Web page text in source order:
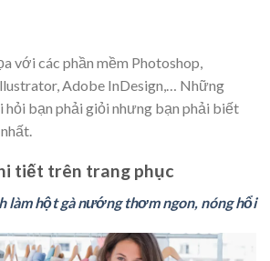
với các phần mềm Photoshop,
Adobe InDesign,… Những
hỏi bạn phải giỏi nhưng bạn phải biết
tiết trên trang phục
làm hột gà nướng thơm ngon, nóng hổi